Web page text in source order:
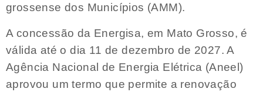
grossense dos Municípios (AMM).
A concessão da Energisa, em Mato Grosso, é
válida até o dia 11 de dezembro de 2027. A
Agência Nacional de Energia Elétrica (Aneel)
aprovou um termo que permite a renovação